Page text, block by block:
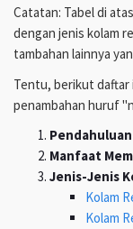
Catatan: Tabel di
dengan jenis kolam
tambahan lainnya
Tentu, berikut daftar
penambahan huruf
Pendahuluan
Manfaat
Jenis-Jenis
Kolam
Kolam